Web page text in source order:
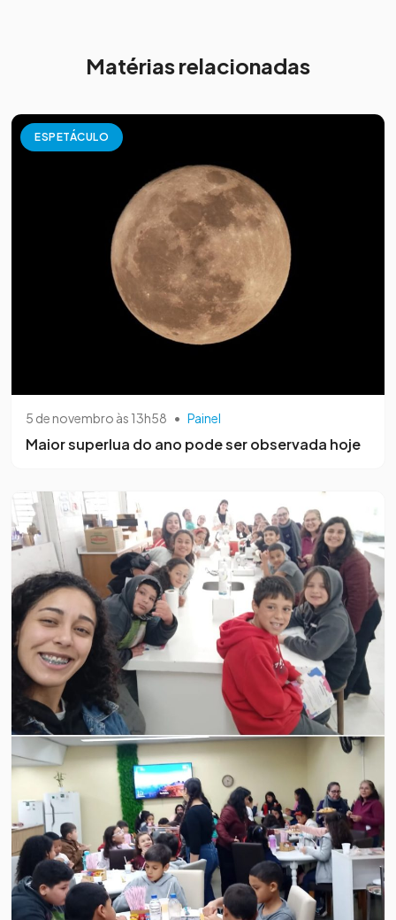
Matérias relacionadas
ESPETÁCULO
5 de novembro às 13h58 • Painel
Maior superlua do ano pode ser observada hoje